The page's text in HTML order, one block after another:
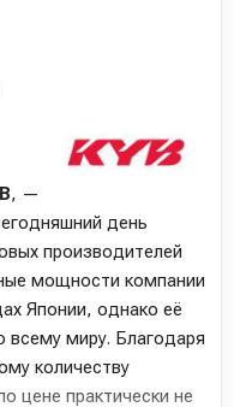
, —
день
производителей
мощности компании
Японии, однако её
всему миру. Благодаря
количеству
цене практически не